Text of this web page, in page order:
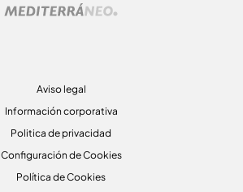
Aviso legal
Información corporativa
Politica de privacidad
Configuración de Cookies
Política de Cookies